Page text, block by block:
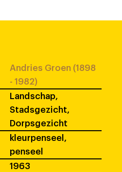
Andries Groen (1898
- 1982)
Landschap,
Stadsgezicht,
Dorpsgezicht
kleurpenseel,
penseel
1963